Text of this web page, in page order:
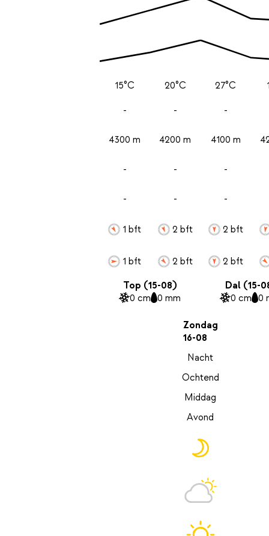
15°C
-
4300 m
-
-
1 bft
1 bft
20°C
-
4200 m
-
-
2 bft
2 bft
27°C
-
4100 m
-
-
2 bft
2 bft
Top (15-08)
0 cm 0 mm
Dal (15-
0 cm 0
Zondag
16-08
Nacht
Ochtend
Middag
Avond